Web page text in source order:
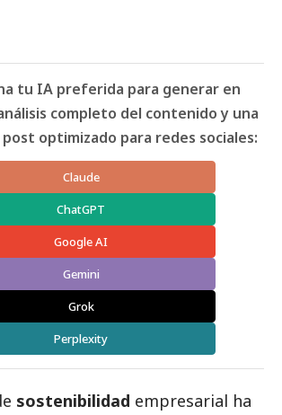
tu IA preferida para generar en
completo del contenido y una
optimizado para redes sociales:
Claude
ChatGPT
Google AI
Gemini
Grok
Perplexity
sostenibilidad empresarial ha